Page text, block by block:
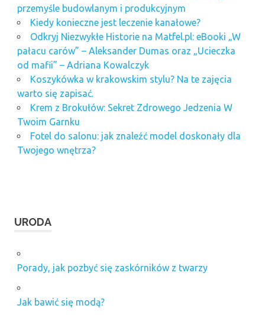
przemyśle budowlanym i produkcyjnym
Kiedy konieczne jest leczenie kanałowe?
Odkryj Niezwykłe Historie na Matfel.pl: eBooki „W
pałacu carów” – Aleksander Dumas oraz „Ucieczka
od mafii” – Adriana Kowalczyk
Koszykówka w krakowskim stylu? Na te zajęcia
warto się zapisać.
Krem z Brokułów: Sekret Zdrowego Jedzenia W
Twoim Garnku
Fotel do salonu: jak znaleźć model doskonały dla
Twojego wnętrza?
URODA
Porady, jak pozbyć się zaskórników z twarzy
Jak bawić się modą?